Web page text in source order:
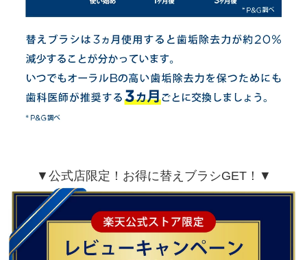
▼公式店限定！お得に替えブラシGET！▼